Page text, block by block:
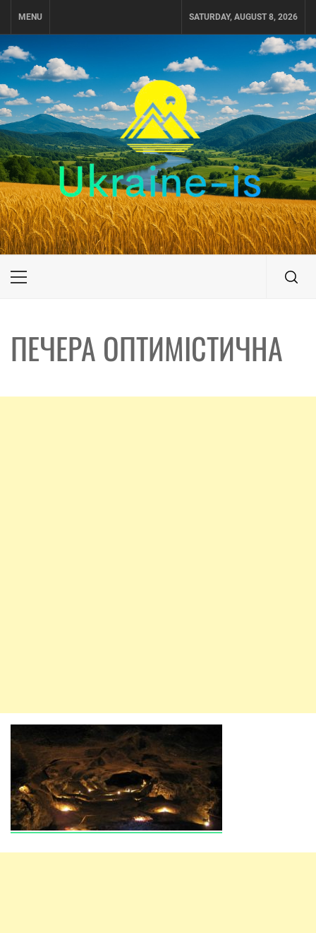
MENU SATURDAY, AUGUST 8, 2026
UKRAINE-IS
ПОДОРОЖI ПО УКРАЇНІ
Primary
ПЕЧЕРА ОПТИМІСТИЧНА